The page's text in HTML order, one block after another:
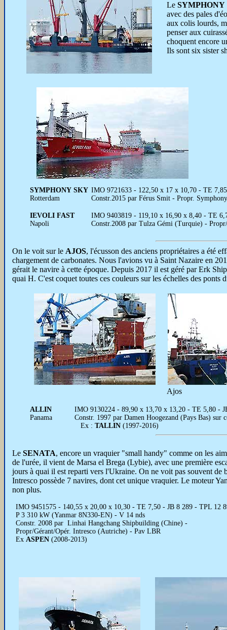
Le SYMPHONY
avec des pales
aux colis lourds,
penser aux
choquent encore
Ils sont six sister
SYMPHONY SKY
Rotterdam
IMO 9721633 - 122,50 x 17 x 10,70 - TE
Constr.2015 par Férus Smit - Propr.
IEVOLI FAST
Napoli
IMO 9403819 - 119,10 x 16,90 x 8,40 - TE
Constr.2008 par Tulza Gémi (Turquie) -
On le voit sur le AJOS, l'écusson des anciens propriétaires a été
chargement de carbonates. Nous l'avions vu à Saint Nazaire en
gérait le navire à cette époque. Depuis 2017 il est géré par Erk
quai H. C'est coquet toutes ces couleurs sur les échelles des
Ajos
ALLIN
Panama
IMO 9130224 - 89,90 x 13,70 x 13,20 - TE 5,80 -
Constr. 1997 par Damen Hoogezand (Pays Bas)
Ex : TALLIN (1997-2016)
Le SENATA, encore un vraquier "small handy" comme on les
de l'urée, il vient de Marsa el Brega (Lybie), avec une première
jours à quai il est reparti vers l'Ukraine. On ne voit pas souvent de
Intresco possède 7 navires, dont cet unique vraquier. Le moteur
non plus.
IMO 9451575 - 140,55 x 20,00 x 10,30 - TE 7,50 - JB 8 289 - TPL 12
P 3 310 kW (Yanmar 8N330-EN) - V 14 nds
Constr. 2008 par Linhai Hangchang Shipbuilding (Chine) -
Propr/Gérant/Opér. Intresco (Autriche) - Pav LBR
Ex ASPEN (2008-2013)